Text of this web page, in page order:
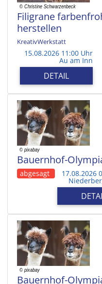
Filigrane
herstellen
KreativWerkstatt
15.08.2026 11:00 Uhr
Au am Inn
DETAIL
Bauernhof-
abgesagt 17.08.2026
Bauernhof-